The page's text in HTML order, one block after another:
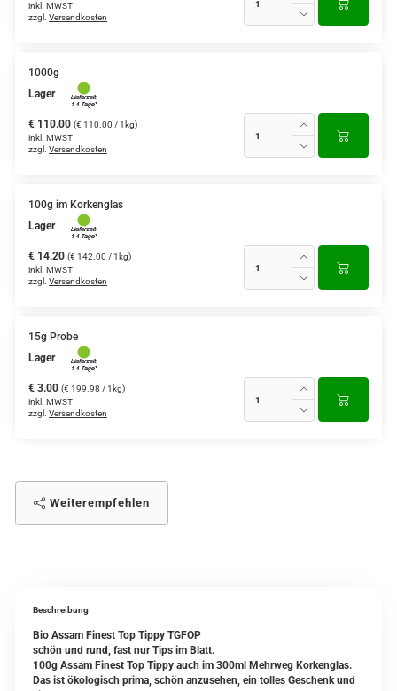
inkl. MWST
zzgl. Versandkosten
1000g
Lager
€ 110.00 (€ 110.00 / 1kg)
inkl. MWST
zzgl. Versandkosten
100g im Korkenglas
Lager
€ 14.20 (€ 142.00 / 1kg)
inkl. MWST
zzgl. Versandkosten
15g Probe
Lager
€ 3.00 (€ 199.98 / 1kg)
inkl. MWST
zzgl. Versandkosten
Weiterempfehlen
Beschreibung
Bio Assam Finest Top Tippy TGFOP
schön und rund, fast nur Tips im Blatt.
100g Assam Finest Top Tippy auch im 300ml Mehrweg Korkenglas.
Das ist ökologisch prima, schön anzusehen, ein tolles Geschenk und